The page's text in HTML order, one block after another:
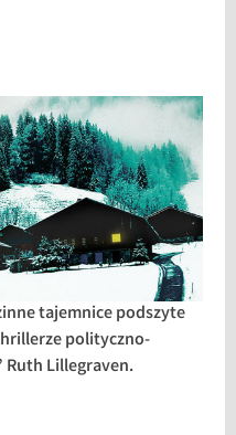
tajemnice podszyte
polityczno-
Ruth Lillegraven.